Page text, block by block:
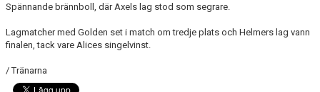
Spännande brännboll, där Axels lag stod som segrare.
Lagmatcher med Golden set i match om tredje plats och Helmers lag vann
finalen, tack vare Alices singelvinst.
/ Tränarna